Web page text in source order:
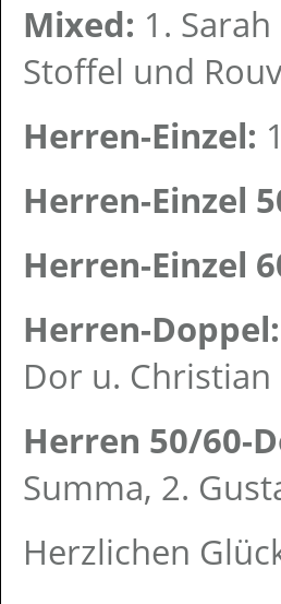
Mixed: 1.
Stoffel und
Herren-Einzel:
Herren-Einzel
Herren-Einzel
Herren-Doppel:
Dor u.
Herren 50/60-
Summa, 2.
Herzlichen